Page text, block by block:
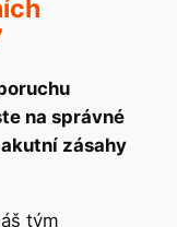
na správné
zásahy
tým